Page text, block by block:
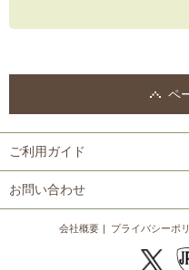
ペ
ご利用ガイド
お問い合わせ
会社概要 プライバシーポ